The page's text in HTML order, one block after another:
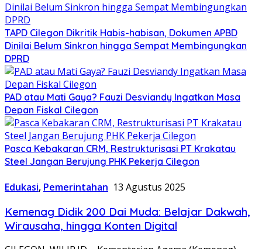
TAPD Cilegon Dikritik Habis-habisan, Dokumen APBD
Dinilai Belum Sinkron hingga Sempat Membingungkan
DPRD
PAD atau Mati Gaya? Fauzi Desviandy Ingatkan Masa
Depan Fiskal Cilegon
Pasca Kebakaran CRM, Restrukturisasi PT Krakatau
Steel Jangan Berujung PHK Pekerja Cilegon
Edukasi, Pemerintahan 13 Agustus 2025
Kemenag Didik 200 Dai Muda: Belajar Dakwah,
Wirausaha, hingga Konten Digital